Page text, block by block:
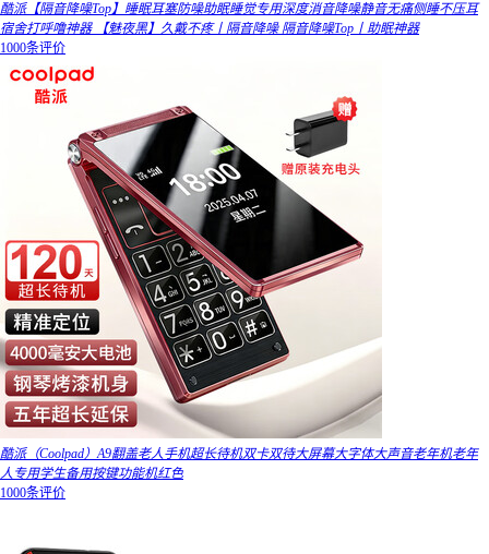
酷派【隔音降噪Top】睡眠耳塞防噪助眠睡觉专用深度消音降噪静音无痛侧睡不压耳
宿舍打呼噜神器 【魅夜黑】久戴不疼丨隔音降噪 隔音降噪Top丨助眠神器
1000条评价
酷派（Coolpad）A9翻盖老人手机超长待机双卡双待大屏幕大字体大声音老年机老年
人专用学生备用按键功能机红色
1000条评价